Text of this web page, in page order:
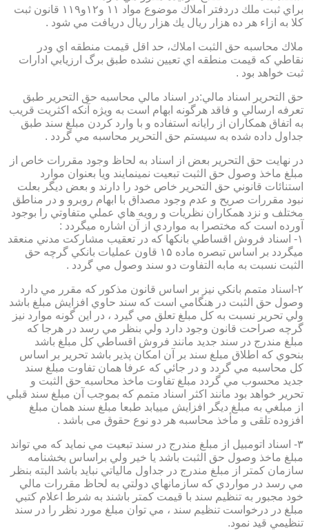
براي ثبت ملك دردفتر املاك موضوع مواد ۱۱ و۱۲و۱۱۹ قانون ثبت
كلا به ازاء هر ده هزار ريال يك هزار ريال دريافت مي شود .
ملاك محاسبه حق الثبت املاك، حد اقل قيمت منطقه اي ودر
نقاطي كه قيمت منطقه اي تعيين نشده طبق برگ ارزيابي ادارات
ثبت خواهد بود .
حق التحرير اسناد مالي:در اسناد مالي محاسبه حق التحرير طبق
تعرفه ارسالي و فاقد هرگونه ابهام است به ويژه آنكه اكثريت قريب
به اتفاق همكاران از رايانه استفاده و با وارد كردن مبلغ سند طبق
جداول داده شده به سيستم حق التحرير محاسبه مي گردد .
در نهايت حق التحرير بعض از اسناد به لحاظ وجود مقررات خاص از
مبلغ ماخذ وصول حق الثبت تبعيت نمينمايند ويا بعنوان موارد
استنائات قانوني حق التحرير خاص خود را دارند و بعض ديگر بعلت
نبود مقررات صريح و عدم وجود مصداق با ابهام روبرو و در مناطق
مختلف و نزد همكاران نظريات و رويه هاي عملي متفاوتي را بوجود
آورده است كه مختصرا به مواردي از آن اشاره ميگردد :
۱- اسناد فروش اقساطي بانكها كه در تعقيب مشاركت مدني منعقد
ميگردد بر اساس تبصره ماده ۱۵ قاون عمليات بانكي گرچه حق
الثبت نسبت به مابه التفاوت دو سند وصول مي گردد .
۲-اسناد متمم بانكي نيز بر اساس قانون مذكور كه مقرر مي دارد
وصول حق الثبت در هنگامي است كه سند حاوي افزايش مبلغ باشد
ولي تحرير نسبت به كل مبلغ تعلق مي گيرد ، در اين گونه موارد نيز
گرچه صراحت قانون وجود دارد ولي بنظر مي رسد در هرجا كه
مبلغ مندرج در سند جديد مانند فروش اقساطي كل مبلغ باشد
بنحوي كه اطلاق مبلغ سند بر آن امكان پذير باشد تحرير بر اساس
كل محاسبه مي گردد و در جائي كه عرفا همان تفاوت مبلغ سند
جديد محسوب مي گردد مبلغ تفاوت ماخذ محاسبه حق الثبت و
تحرير خواهد بود مانند اكثر اسناد متمم كه بموجب آن مبلغ سند قبلي
از مبلغي به مبلغ ديگر افزايش مييابد طبعا مبلغ سند همان مبلغ
افزوده تلقی و مأخذ محاسبه هر دو نوع حقوق می باشد .
۳- اسناد اتومبيل از مبلغ مندرج در سند تبعيت مي نمايد كه مي تواند
مبلغ ماخذ وصول حق الثبت باشد يا خير ولي براساس بخشنامه
سازمان كمتر از مبلغ مندرج در جداول مالياتي نبايد باشد البته بنظر
مي رسد در مواردي كه سازمانهاي دولتي به لحاظ مقررات مالي
خود مجبور به تنظيم سند با قيمت كمتر باشند به شرط اعلام كتبي
مبلغ در درخواست تنظيم سند ، مي توان مبلغ مورد نظر را در سند
تنظيمي قيد نمود.